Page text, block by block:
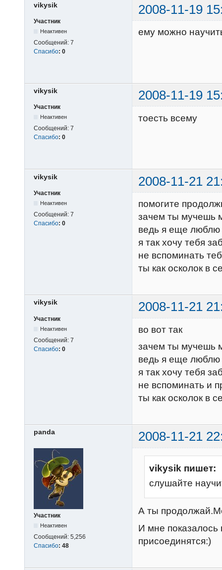
vikysik 2008-11-19
Участник
Неактивен
Сообщений: 7
Спасибо: 0
ему можно
vikysik 2008-11-19
Участник
Неактивен
Сообщений: 7
Спасибо: 0
тоесть всему
vikysik 2008-11-21
Участник
Неактивен
Сообщений: 7
Спасибо: 0
помогите
зачем ты мучешь
ведь я еще люблю
я так хочу тебя
не вспоминать
ты как осколок в
vikysik 2008-11-21
Участник
Неактивен
Сообщений: 7
Спасибо: 0
во вот так
зачем ты мучешь
ведь я еще люблю
я так хочу тебя
не вспоминать и
ты как осколок в
panda 2008-11-21
Участник
Неактивен
Сообщений: 5,256
Спасибо: 48
vikysik пишет:
слушайте
А ты
И мне
присоединятся:)